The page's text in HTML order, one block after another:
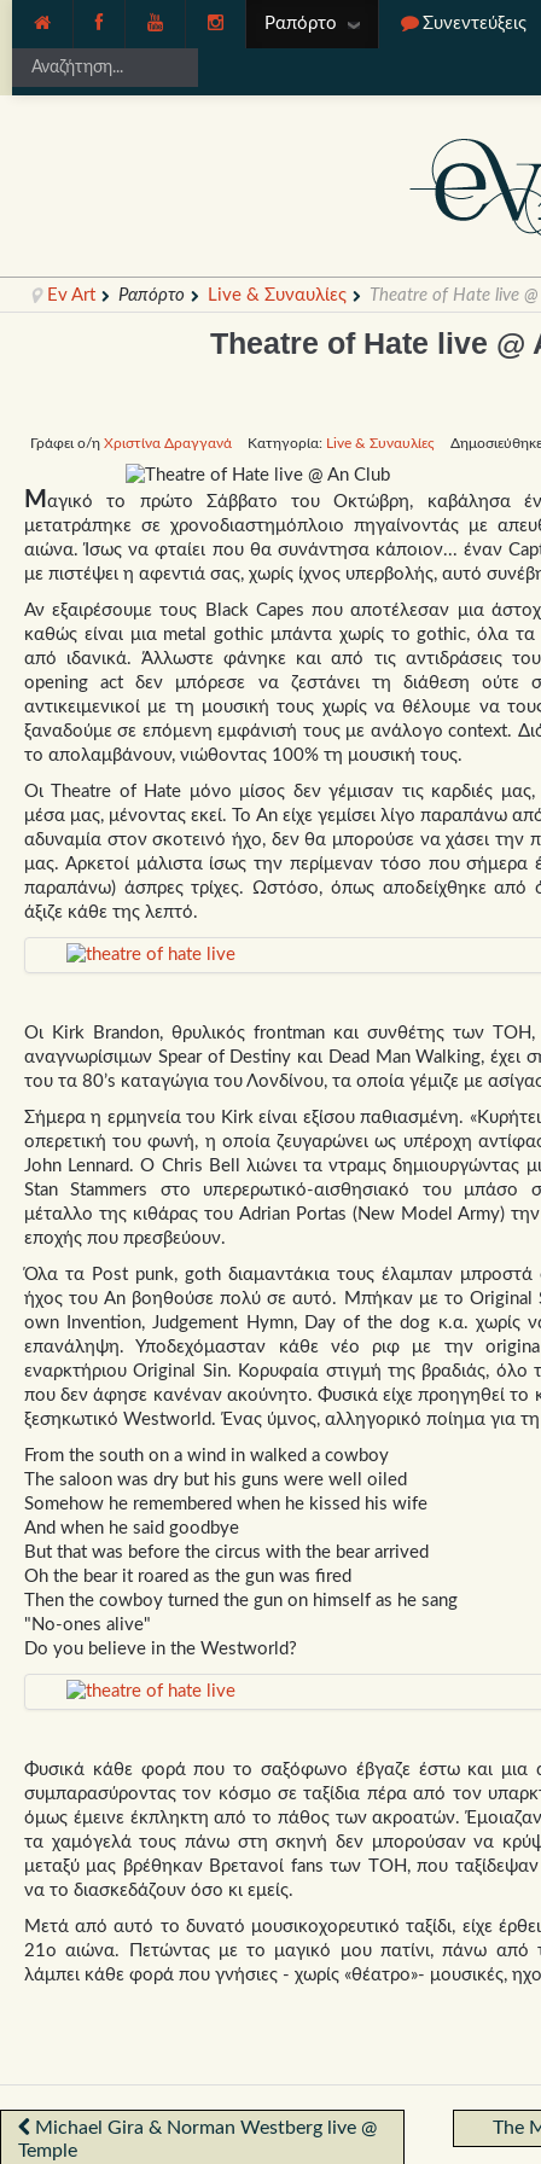
Ραπόρτο Συνεντεύξεις
Ev Art Ραπόρτο Live & Συναυλίες Theatre of Hate live
Theatre of Hate live @
Γράφει ο/η Χριστίνα Δραγγανά Κατηγορία: Live & Συναυλίες
Μ αγικό το πρώτο Σάββατο του Οκτώβρη, καβάλησα
μετατράπηκε σε χρονοδιαστημόπλοιο πηγαίνοντάς με
αιώνα. Ίσως να φταίει που θα συνάντησα κάποιον... έναν
με πιστέψει η αφεντιά σας, χωρίς ίχνος υπερβολής, αυτό
Αν εξαιρέσουμε τους Black Capes που αποτέλεσαν μια
καθώς είναι μια metal gothic μπάντα χωρίς το gothic, όλα
από ιδανικά. Άλλωστε φάνηκε και από τις αντιδράσεις
opening act δεν μπόρεσε να ζεστάνει τη διάθεση ούτε
αντικειμενικοί με τη μουσική τους χωρίς να θέλουμε να
ξαναδούμε σε επόμενη εμφάνισή τους με ανάλογο context.
το απολαμβάνουν, νιώθοντας 100% τη μουσική τους.
Οι Theatre of Hate μόνο μίσος δεν γέμισαν τις καρδιές μας,
μέσα μας, μένοντας εκεί. Το An είχε γεμίσει λίγο παραπάνω
αδυναμία στον σκοτεινό ήχο, δεν θα μπορούσε να χάσει
μας. Αρκετοί μάλιστα ίσως την περίμεναν τόσο που σήμερα
παραπάνω) άσπρες τρίχες. Ωστόσο, όπως αποδείχθηκε
άξιζε κάθε της λεπτό.
Οι Kirk Brandon, θρυλικός frontman και συνθέτης των
αναγνωρίσιμων Spear of Destiny και Dead Man Walking, έχει
του τα 80’s καταγώγια του Λονδίνου, τα οποία γέμιζε με
Σήμερα η ερμηνεία του Kirk είναι εξίσου παθιασμένη.
οπερετική του φωνή, η οποία ζευγαρώνει ως υπέροχη
John Lennard. Ο Chris Bell λιώνει τα ντραμς δημιουργώντας
Stan Stammers στο υπερερωτικό-αισθησιακό του μπάσο
μέταλλο της κιθάρας του Adrian Portas (New Model Army)
εποχής που πρεσβεύουν.
Όλα τα Post punk, goth διαμαντάκια τους έλαμπαν
ήχος του An βοηθούσε πολύ σε αυτό. Μπήκαν με το Original
own Invention, Judgement Hymn, Day of the dog κ.α. χωρίς
επανάληψη. Υποδεχόμασταν κάθε νέο ριφ με την
εναρκτήριου Original Sin. Κορυφαία στιγμή της βραδιάς, όλο
που δεν άφησε κανέναν ακούνητο. Φυσικά είχε προηγηθεί το
ξεσηκωτικό Westworld. Ένας ύμνος, αλληγορικό ποίημα για
From the south on a wind in walked a cowboy
The saloon was dry but his guns were well oiled
Somehow he remembered when he kissed his wife
And when he said goodbye
But that was before the circus with the bear arrived
Oh the bear it roared as the gun was fired
Then the cowboy turned the gun on himself as he sang
"No-ones alive"
Do you believe in the Westworld?
Φυσικά κάθε φορά που το σαξόφωνο έβγαζε έστω και μια
συμπαρασύροντας τον κόσμο σε ταξίδια πέρα από τον
όμως έμεινε έκπληκτη από το πάθος των ακροατών.
τα χαμόγελά τους πάνω στη σκηνή δεν μπορούσαν να
μεταξύ μας βρέθηκαν Βρετανοί fans των TOH, που
να το διασκεδάζουν όσο κι εμείς.
Μετά από αυτό το δυνατό μουσικοχορευτικό ταξίδι, είχε
21ο αιώνα. Πετώντας με το μαγικό μου πατίνι, πάνω από
λάμπει κάθε φορά που γνήσιες - χωρίς «θέατρο»- μουσικές,
Michael Gira & Norman Westberg live @
Temple
The